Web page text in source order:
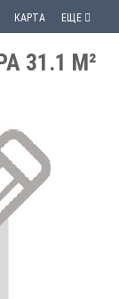
КАРТА ЕЩЕ
31.1 М²